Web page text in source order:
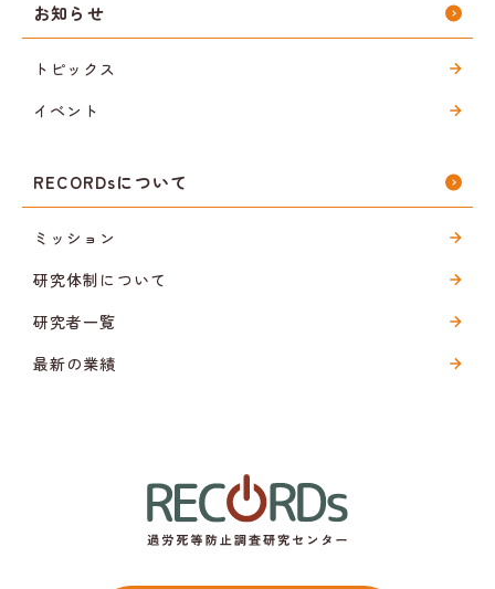
お知らせ
トピックス
イベント
RECORDsについて
ミッション
研究体制について
研究者一覧
最新の業績